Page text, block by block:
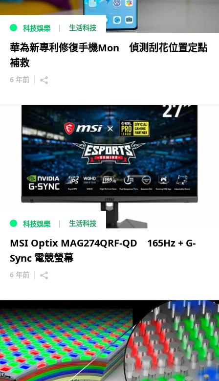
科技娛樂 生活科技
華為新專利修復手機Mon 偵測刮花位置定點
補救
6 年前
科技娛樂 生活科技
MSI Optix MAG274QRF-QD 165Hz + G-
Sync 電競螢幕
6 年前